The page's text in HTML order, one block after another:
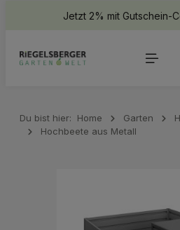
springenJetzt 2% mit Gutschein-
Du bist hier: Home Garten
Hochbeete aus Metall